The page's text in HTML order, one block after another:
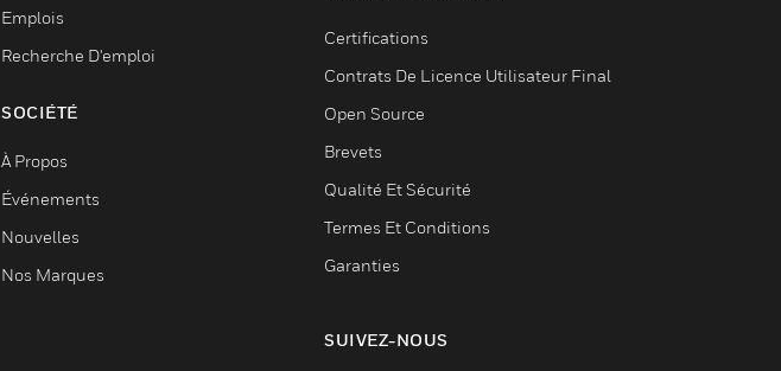
Emplois
Recherche D'emploi
SOCIÉTÉ
À Propos
Événements
Nouvelles
Nos Marques
Certifications
Contrats De Licence Utilisateur Final
Open Source
Brevets
Qualité Et Sécurité
Termes Et Conditions
Garanties
SUIVEZ-NOUS